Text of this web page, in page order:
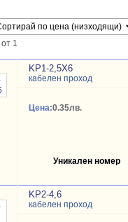
от 1
KP1-2,5X6
кабелен проход
Цена:0.35лв.
Уникален номер
KP2-4,6
кабелен проход